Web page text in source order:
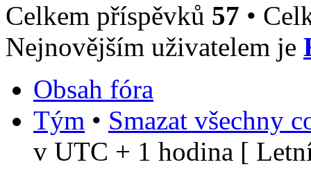
Celkem příspěvků 57 •
Nejnovějším uživatelem je
Obsah fóra
Tým • Smazat všechny
v UTC + 1 hodina [